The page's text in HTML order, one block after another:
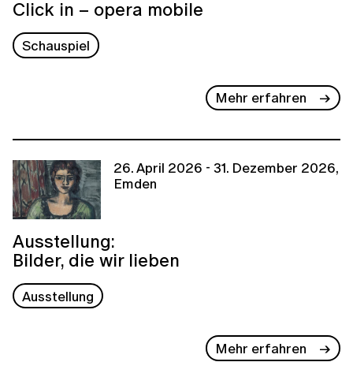
Click in – opera mobile
Schauspiel
Mehr erfahren
26. April 2026 - 31. Dezember 2026,
Emden
Ausstellung:
Bilder, die wir lieben
Ausstellung
Mehr erfahren